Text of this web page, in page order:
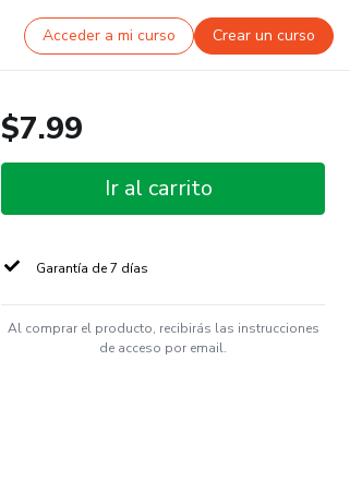
Acceder a mi curso Crear un curso
$7.99
Ir al carrito
Garantía de 7 días
Al comprar el producto, recibirás las instrucciones
de acceso por email.